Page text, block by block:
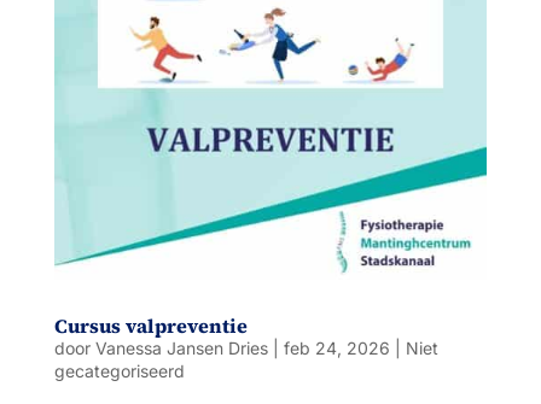
Cursus valpreventie
door Vanessa Jansen Dries| feb 24, 2026
Niet
gecategoriseerd